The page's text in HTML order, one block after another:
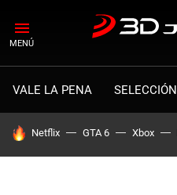
MENÚ
VALE LA PENA SELECCIÓN
HOY SE HABLA DE
Netflix GTA 6 Xbox